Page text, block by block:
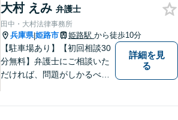
はどうにもならないと思える
事でも、弁護士に相談するこ
とでスムーズな解決に繋がる
ことがあります。
大村 えみ 弁護士
田中・大村法律事務所
兵庫県|姫路市 姫路駅 から徒歩10分
【駐車場あり】【初回相談30
分無料】弁護士にご相談いた
だければ、問題がしかるべき
詳細を見
る